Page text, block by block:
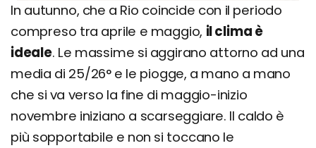
In autunno, che a Rio coincide con il periodo
compreso tra aprile e maggio, il clima è
ideale. Le massime si aggirano attorno ad una
media di 25/26° e le piogge, a mano a mano
che si va verso la fine di maggio-inizio
novembre iniziano a scarseggiare. Il caldo è
più sopportabile e non si toccano le